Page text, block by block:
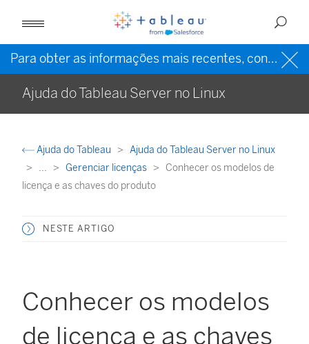
Para obter as informações mais recentes, consulte a
Ajuda do Tableau Server no Linux
Ajuda do Tableau
Ajuda do Tableau Server no Linux
...
Gerenciar licenças
Conhecer os modelos de
licença e as chaves do produto
NESTE ARTIGO
Conhecer os modelos
de licença e as chaves